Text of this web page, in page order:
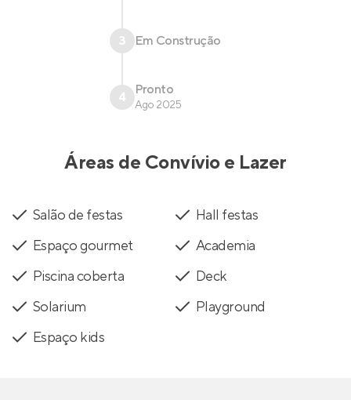
3 Em Construção
4 Pronto
Ago 2025
Áreas de Convívio e Lazer
Salão de festas
Hall festas
Espaço gourmet
Academia
Piscina coberta
Deck
Solarium
Playground
Espaço kids